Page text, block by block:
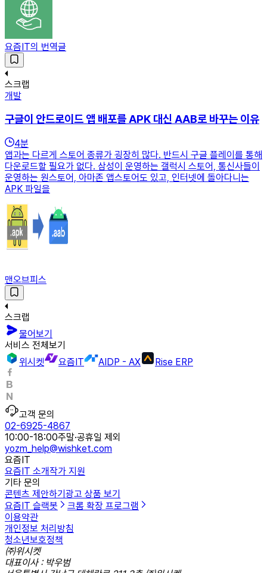
요즘IT의 번역글
스크랩
개발
구글이 안드로이드 앱 배포를 APK 대신 AAB로 바꾸는 이유
4분
앱과는 다르게 스토어 종류가 굉장히 많다. 반드시 구글 플레이를 통해
다운로드할 필요가 없다. 삼성이 운영하는 갤럭시 스토어, 통신사들이
운영하는 원스토어, 아마존 앱스토어도 있고, 인터넷에 돌아다니는
APK 파일을
맨오브피스
스크랩
물어보기
서비스 전체보기
위시켓
요즘IT AIDP - AX Rise ERP
고객 문의
02-6925-4867
10:00-18:00주말·공휴일 제외
yozm_help@wishket.com
요즘IT
요즘IT 소개작가 지원
기타 문의
콘텐츠 제안하기 광고 상품 보기
요즘IT 슬랙봇
크롬 확장 프로그램
이용약관
개인정보 처리방침
청소년보호정책
㈜위시켓
대표이사 : 박우범